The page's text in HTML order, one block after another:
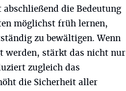
die Bedeutung
möglichst früh lernen,
zu bewältigen. Wenn
werden, stärkt das nicht nur
zugleich das
die Sicherheit aller